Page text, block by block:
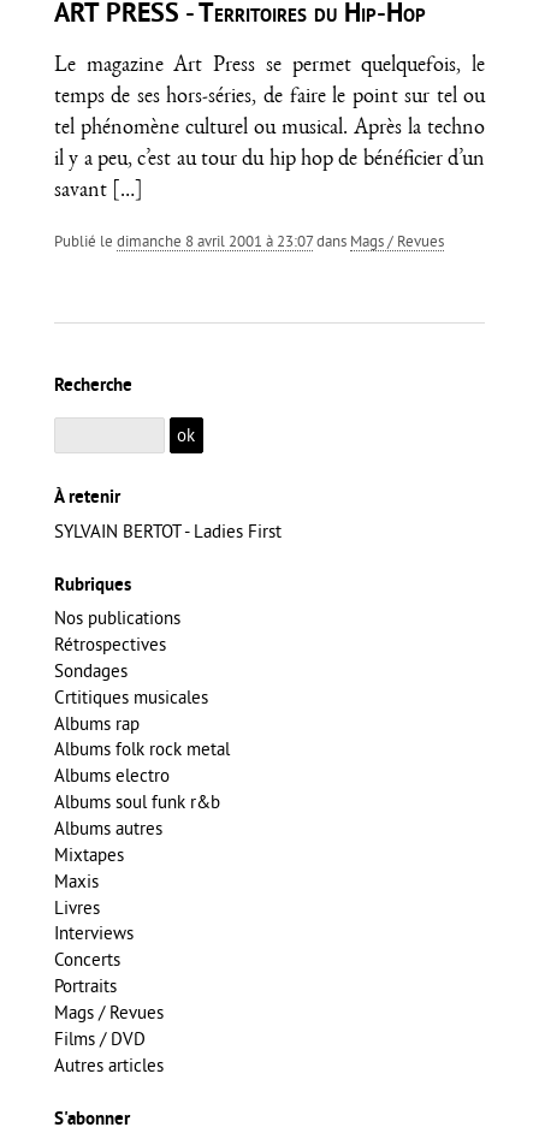
ART PRESS - Territoires du Hip-Hop
Le magazine Art Press se permet quelquefois, le
temps de ses hors-séries, de faire le point sur tel ou
tel phénomène culturel ou musical. Après la techno
il y a peu, c’est au tour du hip hop de bénéficier d’un
savant
[…]
Publié le dimanche 8 avril 2001 à 23:07dans Mags / Revues
Recherche
À retenir
SYLVAIN BERTOT - Ladies First
Rubriques
Nos publications
Rétrospectives
Sondages
Crtitiques musicales
Albums rap
Albums folk rock metal
Albums electro
Albums soul funk r&b
Albums autres
Mixtapes
Maxis
Livres
Interviews
Concerts
Portraits
Mags / Revues
Films / DVD
Autres articles
S'abonner